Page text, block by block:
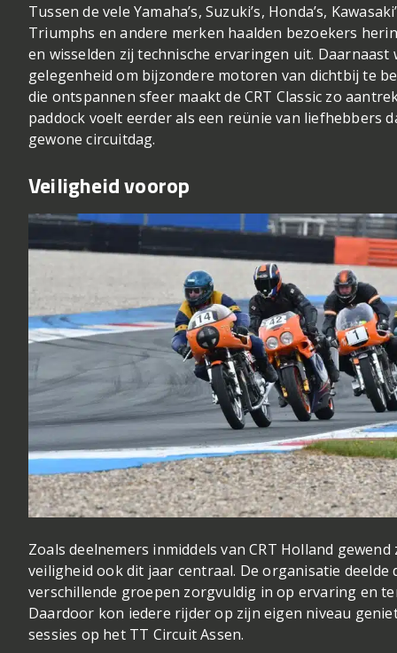
Tussen de vele Yamaha’s, Suzuki’s, Honda’s,
Triumphs en andere merken haalden bezoekers
en wisselden zij technische ervaringen uit. Daarnaast
gelegenheid om bijzondere motoren van dichtbij te
die ontspannen sfeer maakt de CRT Classic zo
paddock voelt eerder als een reünie van liefhebbers
gewone circuitdag.
Veiligheid voorop
Zoals deelnemers inmiddels van CRT Holland
veiligheid ook dit jaar centraal. De organisatie deelde
verschillende groepen zorgvuldig in op ervaring en
Daardoor kon iedere rijder op zijn eigen niveau
sessies op het TT Circuit Assen.